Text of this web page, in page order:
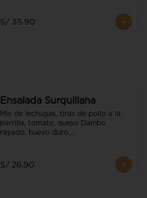
Acompañado de papas nativas.
S/ 35.90
Ensalada Surquillana
Mix de lechugas, tiras de pollo a la
parrilla, tomate, queso Dambo
rayado, huevo duro
S/ 26.90